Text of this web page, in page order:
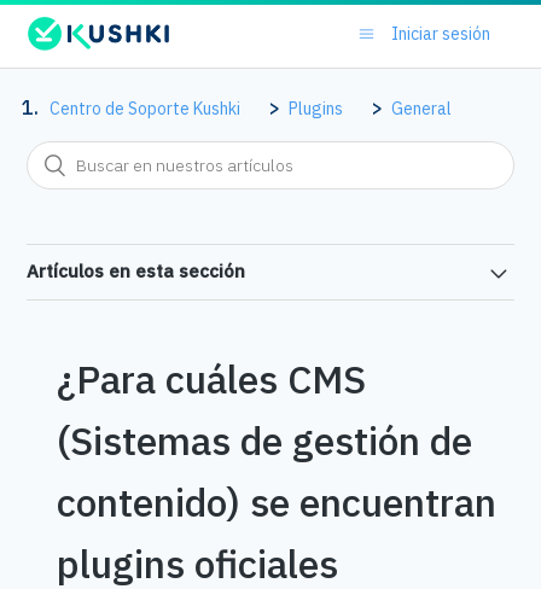
Iniciar sesión
Centro de Soporte Kushki Plugins General
Artículos en esta sección
¿Para cuáles CMS
(Sistemas de gestión de
contenido) se encuentran
plugins oficiales